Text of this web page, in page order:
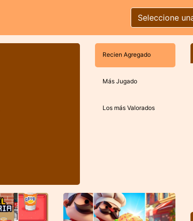
Seleccione
Recien Agregado
Más Jugado
Los más Valorados